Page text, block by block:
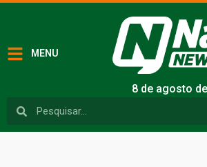
MENU
8 de agosto